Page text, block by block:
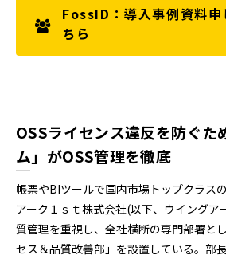
FossID：導入事例資料申
ちら
OSSライセンス違反を防ぐた
ム」がOSS管理を徹底
帳票やBIツールで国内市場トップクラス
アーク１ｓｔ株式会社(以下、ウイングア
質管理を重視し、全社横断の専門部署と
セス＆品質改善部」を設置している。部